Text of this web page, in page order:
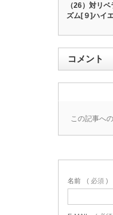
（26）対リベ
ズム[９]ハイ
コメント
この記事へ
名前 ( 必須 )